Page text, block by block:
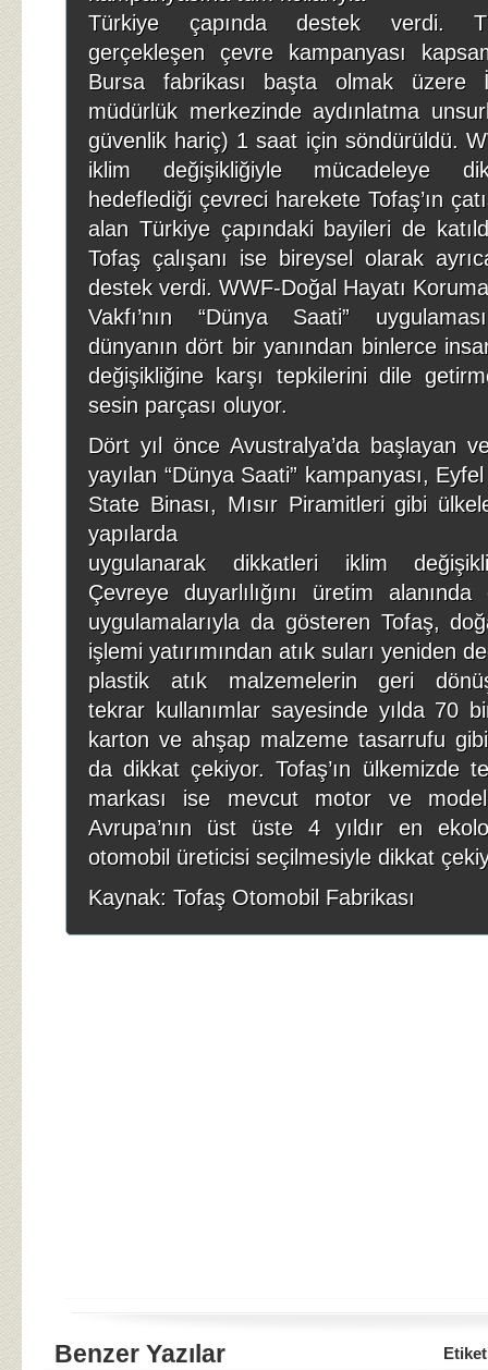
Türkiye çapında destek verdi.
gerçekleşen çevre kampanyası
Bursa fabrikası başta olmak üzere
müdürlük merkezinde aydınlatma
güvenlik hariç) 1 saat için söndürüldü.
iklim değişikliğiyle mücadeleye
hedeflediği çevreci harekete Tofaş’ın
alan Türkiye çapındaki bayileri de
Tofaş çalışanı ise bireysel olarak
destek verdi. WWF-Doğal Hayatı Koruma
Vakfı’nın “Dünya Saati”
dünyanın dört bir yanından binlerce
değişikliğine karşı tepkilerini dile
sesin parçası oluyor.
Dört yıl önce Avustralya’da başlayan
yayılan “Dünya Saati” kampanyası,
State Binası, Mısır Piramitleri gibi
yapılarda
uygulanarak dikkatleri iklim
Çevreye duyarlılığını üretim alanında
uygulamalarıyla da gösteren Tofaş,
işlemi yatırımından atık suları yeniden
plastik atık malzemelerin geri
tekrar kullanımlar sayesinde yılda 70
karton ve ahşap malzeme tasarrufu gibi
da dikkat çekiyor. Tofaş’ın ülkemizde
markası ise mevcut motor ve
Avrupa’nın üst üste 4 yıldır en
otomobil üreticisi seçilmesiyle dikkat
Kaynak: Tofaş Otomobil Fabrikası
Benzer Yazılar